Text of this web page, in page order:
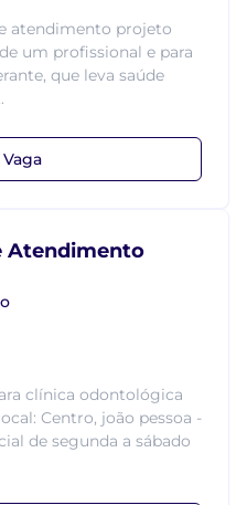
atendimento projeto
um profissional e para
que leva saúde
Atendimento
clínica odontológica
Centro, joão pessoa -
de segunda a sábado